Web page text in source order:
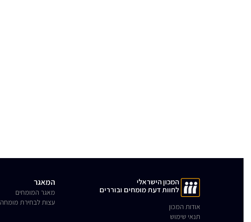
המכון הישראלי
לחוות דעת מומחים ובוררים
אודות המכון
תנאי שימוש
המאגר
מאגר המומחים
עצות לבחירת מומחה